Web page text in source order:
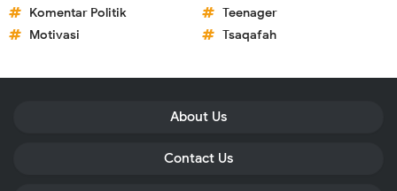
Komentar Politik
Motivasi
Teenager
Tsaqafah
About Us
Contact Us